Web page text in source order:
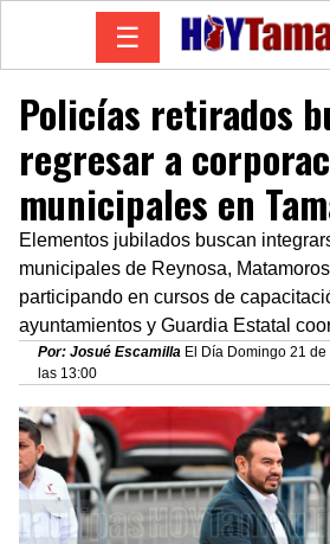
☰
Policías retirados
regresar a
municipales en
Elementos jubilados buscan
municipales de Reynosa,
participando en cursos de
ayuntamientos y Guardia Estatal
Por: Josué Escamilla El Día Domingo 21
las 13:00